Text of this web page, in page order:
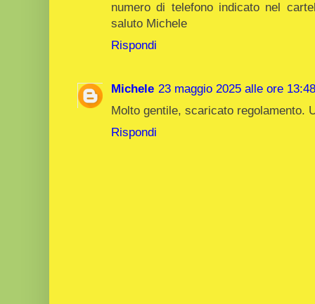
numero di telefono indicato nel
saluto Michele
Rispondi
Michele 23 maggio 2025 alle ore 13:48
Molto gentile, scaricato regolamento.
Rispondi